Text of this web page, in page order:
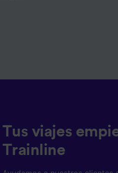
Tus viajes
Trainline